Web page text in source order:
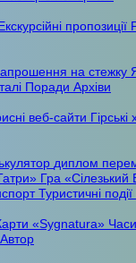
пропозиції
на стежку
Поради Архіви
веб-сайти Гірські
диплом
Гра «Сілезький
Туристичні події
«Sygnatura» Часи
Автор